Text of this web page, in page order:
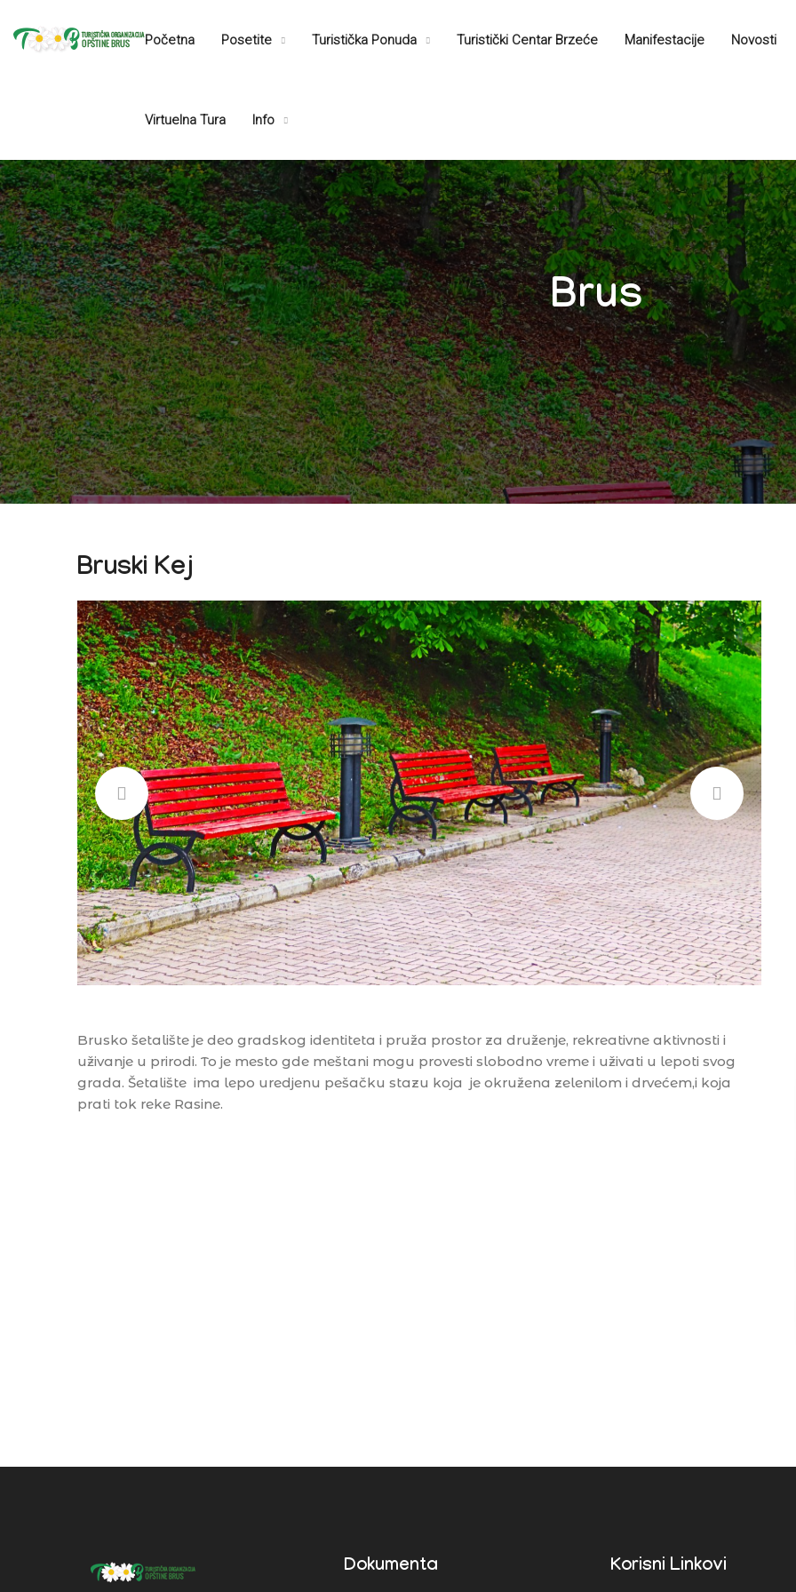
Početna Posetite Turistička Ponuda Turistički Centar Brzećе Manifestacije Novosti
Virtuelna Tura Info
Brus
Bruski Kej
Brusko šetalište je deo gradskog identiteta i pruža prostor za druženje, rekreativne aktivnosti i
uživanje u prirodi. To je mesto gde meštani mogu provesti slobodno vreme i uživati u lepoti svog
grada. Šetalište ima lepo uredjenu pešačku stazu koja je okružena zelenilom i drvećem,i koja
prati tok reke Rasine.
Dokumenta Korisni Linkovi